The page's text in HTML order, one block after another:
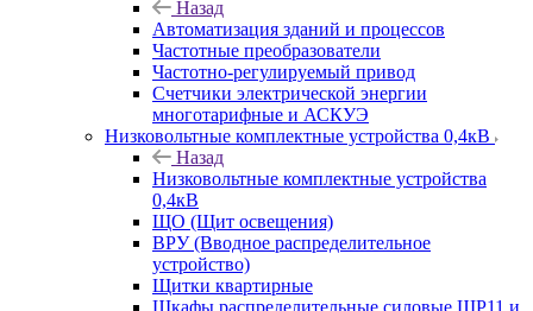
Назад
Автоматизация зданий и процессов
Частотные преобразователи
Частотно-регулируемый привод
Счетчики электрической энергии
многотарифные и АСКУЭ
Низковольтные комплектные устройства 0,4кВ
Назад
Низковольтные комплектные устройства
0,4кВ
ЩО (Щит освещения)
ВРУ (Вводное распределительное
устройство)
Щитки квартирные
Шкафы распределительные силовые ШР11 и